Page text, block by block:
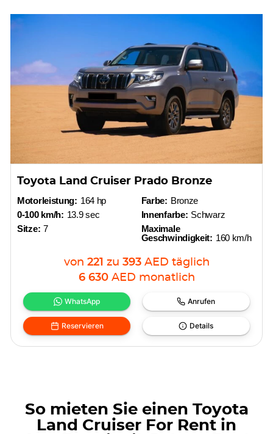
Toyota Land Cruiser Prado Bronze
Motorleistung: 164 hp
0-100 km/h: 13.9 sec
Sitze: 7
Farbe: Bronze
Innenfarbe: Schwarz
Maximale
Geschwindigkeit: 160 km/h
von 221 zu 393 AED täglich
6 630 AED monatlich
WhatsApp Anrufen
Reservieren Details
So mieten Sie einen Toyota
Land Cruiser For Rent in